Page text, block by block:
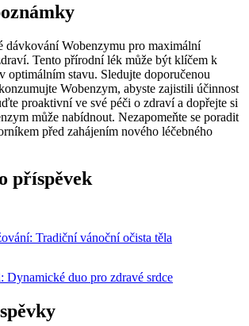
dávkování Wobenzymu pro maximální
Tento přírodní lék může být klíčem k
optimálním stavu. Sledujte doporučenou
Wobenzym, abyste zajistili účinnost
proaktivní ve své péči o zdraví a dopřejte si
může nabídnout. Nezapomeňte se poradit
před zahájením nového léčebného
příspěvek
Tradiční vánoční očista těla
Dynamické duo pro zdravé srdce